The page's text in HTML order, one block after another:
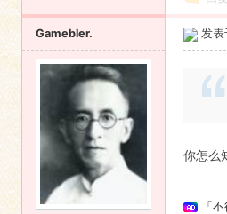
Gamebler. 发
你怎么
「